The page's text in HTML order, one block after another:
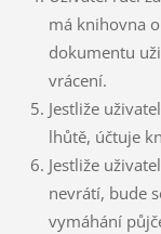
má knihovna
dokumentu
vrácení.
Jestliže
lhůtě, účtuje
Jestliže
nevrátí, bude
vymáhání